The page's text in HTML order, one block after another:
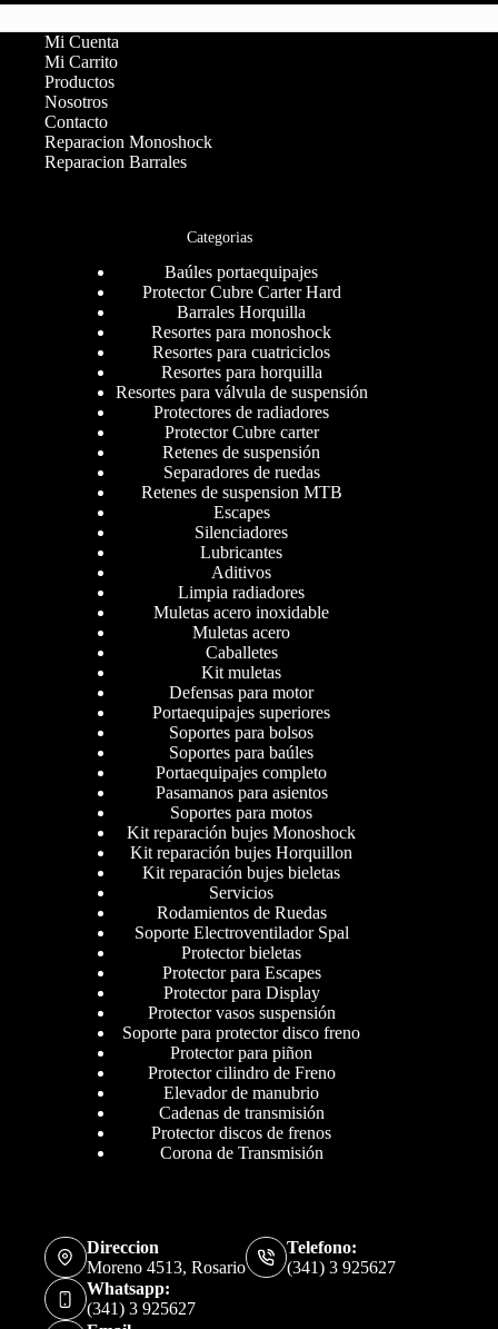
Mi Cuenta
Mi Carrito
Productos
Nosotros
Contacto
Reparacion Monoshock
Reparacion Barrales
Categorias
Baúles portaequipajes
Protector Cubre Carter Hard
Barrales Horquilla
Resortes para monoshock
Resortes para cuatriciclos
Resortes para horquilla
Resortes para válvula de suspensión
Protectores de radiadores
Protector Cubre carter
Retenes de suspensión
Separadores de ruedas
Retenes de suspension MTB
Escapes
Silenciadores
Lubricantes
Aditivos
Limpia radiadores
Muletas acero inoxidable
Muletas acero
Caballetes
Kit muletas
Defensas para motor
Portaequipajes superiores
Soportes para bolsos
Soportes para baúles
Portaequipajes completo
Pasamanos para asientos
Soportes para motos
Kit reparación bujes Monoshock
Kit reparación bujes Horquillon
Kit reparación bujes bieletas
Servicios
Rodamientos de Ruedas
Soporte Electroventilador Spal
Protector bieletas
Protector para Escapes
Protector para Display
Protector vasos suspensión
Soporte para protector disco freno
Protector para piñon
Protector cilindro de Freno
Elevador de manubrio
Cadenas de transmisión
Protector discos de frenos
Corona de Transmisión
Direccion
Moreno 4513, Rosario
Telefono:
(341) 3 925627
Whatsapp:
(341) 3 925627